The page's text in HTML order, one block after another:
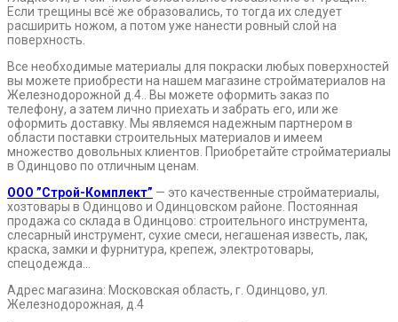
Если трещины всё же образовались, то тогда их следует
расширить ножом, а потом уже нанести ровный слой на
поверхность.
Все необходимые материалы для покраски любых поверхностей
вы можете приобрести на нашем магазине стройматериалов на
Железнодорожной д.4.. Вы можете оформить заказ по
телефону, а затем лично приехать и забрать его, или же
оформить доставку. Мы являемся надежным партнером в
области поставки строительных материалов и имеем
множество довольных клиентов. Приобретайте стройматериалы
в Одинцово по отличным ценам.
ООО ”Строй-Комплект” — это качественные стройматериалы,
хозтовары в Одинцово и Одинцовском районе. Постоянная
продажа со склада в Одинцово: строительного инструмента,
слесарный инструмент, сухие смеси, негашеная известь, лак,
краска, замки и фурнитура, крепеж, электротовары,
спецодежда…
Адрес магазина: Московская область, г. Одинцово, ул.
Железнодорожная, д.4